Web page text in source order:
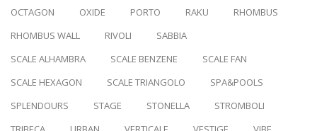
OCTAGON
OXIDE PORTO RAKU
RHOMBUS
RHOMBUS WALL
RIVOLI
SABBIA
SCALE ALHAMBRA
SCALE BENZENE
SCALE FAN
SCALE HEXAGON
SCALE TRIANGOLO
SPA&POOLS
SPLENDOURS
STAGE STONELLA
STROMBOLI